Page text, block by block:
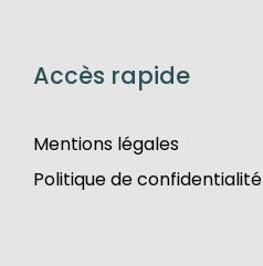
Accès rapide
Mentions légales
Politique de confidentialité